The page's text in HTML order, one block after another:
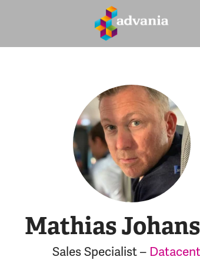
Mathias
Sales Specialist –